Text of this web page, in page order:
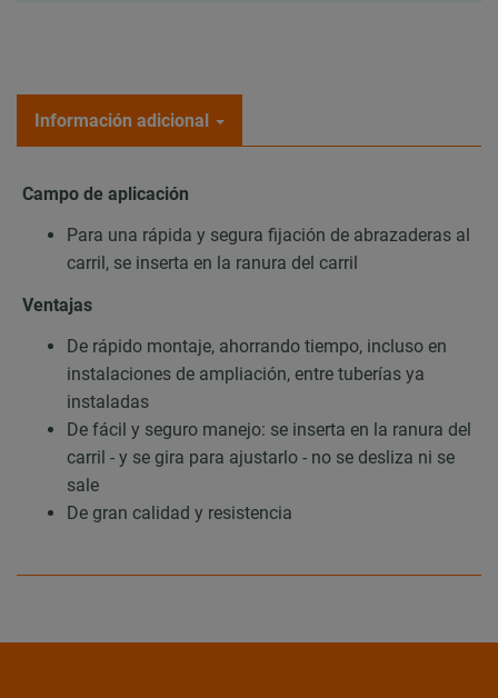
Información adicional
Campo de aplicación
Para una rápida y segura fijación de abrazaderas al
carril, se inserta en la ranura del carril
Ventajas
De rápido montaje, ahorrando tiempo, incluso en
instalaciones de ampliación, entre tuberías ya
instaladas
De fácil y seguro manejo: se inserta en la ranura del
carril - y se gira para ajustarlo - no se desliza ni se
sale
De gran calidad y resistencia